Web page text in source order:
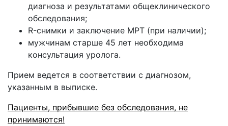
диагноза и результатами общеклинического
обследования;
R-снимки и заключение МРТ (при наличии);
мужчинам старше 45 лет необходима
консультация уролога.
Прием ведется в соответствии с диагнозом,
указанным в выписке.
Пациенты, прибывшие без обследования, не
принимаются!